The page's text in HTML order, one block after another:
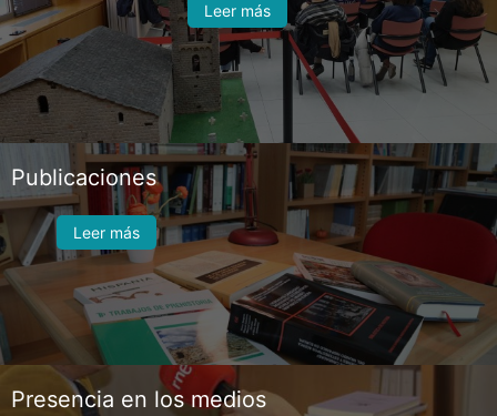
Leer más
Publicaciones
Leer más
Presencia en los medios